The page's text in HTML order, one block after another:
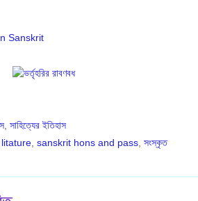
Sanskrit
,সাহিত্যের ইতিহাস
,sanskrit hons and pass ,সংস্কৃত